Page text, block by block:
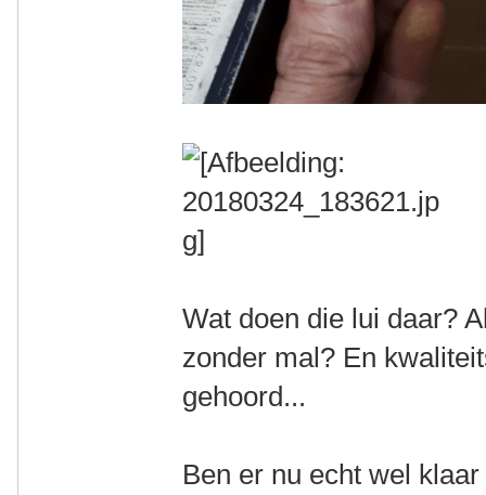
Wat doen die lui daar?
zonder mal? En
gehoord...
Ben er nu echt wel